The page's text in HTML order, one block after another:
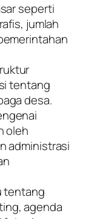
seperti
jumlah
tentang
desa.
oleh
administrasi
tentang
agenda